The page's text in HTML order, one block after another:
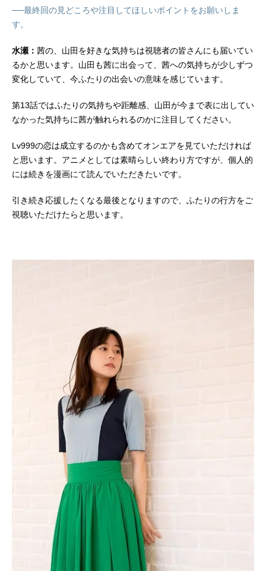
──最終回の見どころや注目してほしいポイントをお願いしま
す。
水瀬： 茜の、山田を好きな気持ちは視聴者の皆さんにも届いてい
るかと思います。山田も茜に出会って、茜への気持ちが少しずつ
変化していて、今ふたりの出会いの意味を感じています。
第13話ではふたりの気持ちや距離感、山田が今まで表に出してい
なかった気持ちに茜が触れられるのかに注目してください。
Lv999の恋は成立するのかも含めてオンエアを見ていただければ
と思います。アニメとしては素晴らしい終わり方ですが、個人的
には続きを漫画にて読んでいただきたいです。
引き続き応援したくなる最後となりますので、ふたりの行方をご
視聴いただけたらと思います。